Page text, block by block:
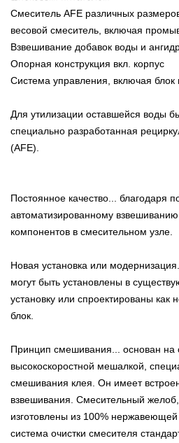
Смеситель AFE различных
весовой смеситель, включая
Взвешивание добавок воды и
Опорная конструкция вкл. корпус
Система управления, включая блок
Для утилизации оставшейся воды
специально разработанная
(AFE).
Постоянное качество... благодаря
автоматизированному
компонентов в смесительном узле.
Новая установка или
могут быть установлены в
установку или спроектированы как
блок.
Принцип смешивания... основан на
высокоскоростной мешалкой,
смешивания клея. Он имеет
взвешивания. Смесительный
изготовлены из 100% нержавеющей
система очистки смесителя